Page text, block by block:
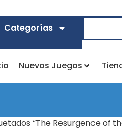
Categorías
Nuevos Juegos
“The Resurgence of